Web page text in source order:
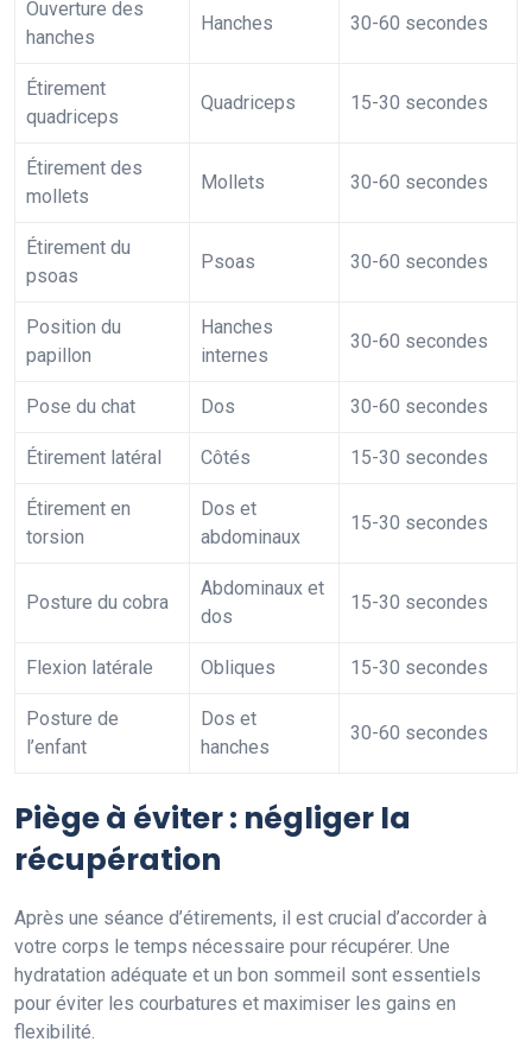
Ouverture des
hanches
Hanches 30-60 secondes
Étirement
quadriceps
Quadriceps 15-30 secondes
Étirement des
mollets
Mollets 30-60 secondes
Étirement du
psoas
Psoas 30-60 secondes
Position du
papillon
Hanches
internes
30-60 secondes
Pose du chat Dos 30-60 secondes
Étirement latéral Côtés 15-30 secondes
Étirement en
torsion
Dos et
abdominaux
15-30 secondes
Posture du cobra
Abdominaux et
dos
15-30 secondes
Flexion latérale Obliques 15-30 secondes
Posture de
l’enfant
Dos et
hanches
30-60 secondes
Piège à éviter : négliger la
récupération
Après une séance d’étirements, il est crucial d’accorder à
votre corps le temps nécessaire pour récupérer. Une
hydratation adéquate et un bon sommeil sont essentiels
pour éviter les courbatures et maximiser les gains en
flexibilité.